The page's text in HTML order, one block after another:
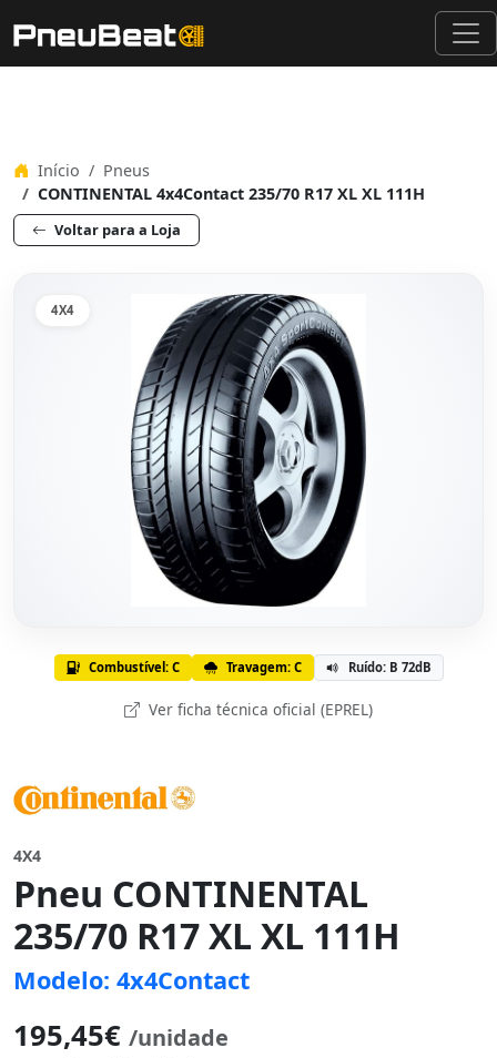
Início
Pneus
CONTINENTAL 4x4Contact 235/70 R17 XL XL 111H
Voltar para a Loja
4X4
Combustível: C Travagem: C Ruído: B 72dB
Ver ficha técnica oficial (EPREL)
4X4
Pneu CONTINENTAL
235/70 R17 XL XL 111H
Modelo: 4x4Contact
195,45€ /unidade